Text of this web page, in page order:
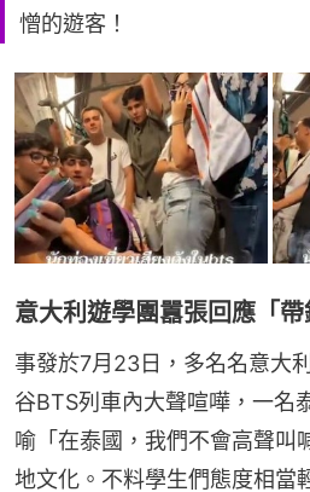
憎的遊客！
意大利遊學團囂張回應「
事發於7月23日，多名名意大
谷BTS列車內大聲喧嘩，一名
喻「在泰國，我們不會高聲叫
地文化。不料學生們態度相當